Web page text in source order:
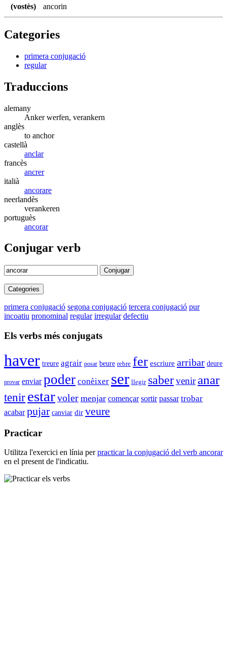
(vostès)
ancorin
Categories
primera conjugació
regular
Traduccions
alemany
Anker werfen, verankern
anglès
to anchor
castellà
anclar
francès
ancrer
italià
ancorare
neerlandès
verankeren
portuguès
ancorar
Conjugar verb
Conjugar
Categories
primera conjugació segona conjugació tercera conjugació pur
incoatiu pronominal regular irregular defectiu
Els verbs més conjugats
haver treure agrair posar beure rebre fer escriure arribar deure
provar enviar poder conèixer ser llegir sabervenir anar
tenirestarvoler menjar començar sortir passar trobar
acabar pujar canviar dir veure
Practicar
Utilitza l'exercici en línia perpracticar la conjugació del verb ancorar
en el present de l'indicatiu.